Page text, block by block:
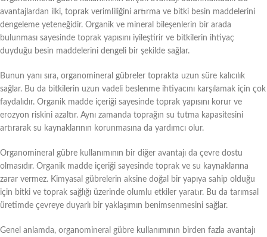
avantajlardan ilki, toprak verimliliğini artırma ve bitki besin maddelerini
dengeleme yeteneğidir. Organik ve mineral bileşenlerin bir arada
bulunması sayesinde toprak yapısını iyileştirir ve bitkilerin ihtiyaç
duyduğu besin maddelerini dengeli bir şekilde sağlar.
Bunun yanı sıra, organomineral gübreler toprakta uzun süre kalıcılık
sağlar. Bu da bitkilerin uzun vadeli beslenme ihtiyacını karşılamak için çok
faydalıdır. Organik madde içeriği sayesinde toprak yapısını korur ve
erozyon riskini azaltır. Aynı zamanda toprağın su tutma kapasitesini
artırarak su kaynaklarının korunmasına da yardımcı olur.
Organomineral gübre kullanımının bir diğer avantajı da çevre dostu
olmasıdır. Organik madde içeriği sayesinde toprak ve su kaynaklarına
zarar vermez. Kimyasal gübrelerin aksine doğal bir yapıya sahip olduğu
için bitki ve toprak sağlığı üzerinde olumlu etkiler yaratır. Bu da tarımsal
üretimde çevreye duyarlı bir yaklaşımın benimsenmesini sağlar.
Genel anlamda, organomineral gübre kullanımının birden fazla avantajı